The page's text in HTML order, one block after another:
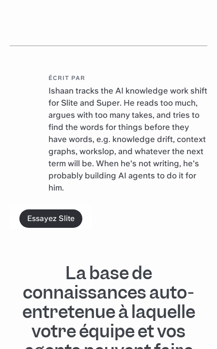
ÉCRIT PAR
Ishaan tracks the AI knowledge work shift
for Slite and Super. He reads too much,
argues with too many takes, and tries to
find the words for things before they
have words, e.g. knowledge drift, context
graphs, workslop, and whatever the next
term will be. When he's not writing, he's
probably building AI agents to do it for
him.
Essayez Slite
La base de
connaissances auto-
entretenue à laquelle
votre équipe et vos